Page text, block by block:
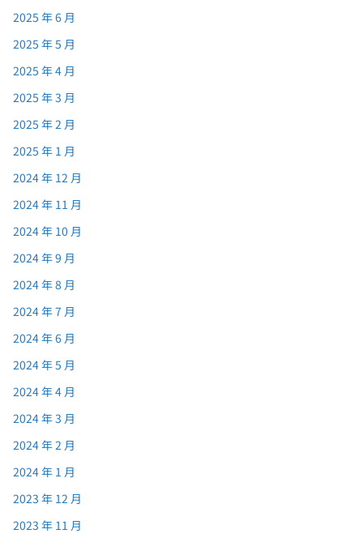
2025 年 6 月
2025 年 5 月
2025 年 4 月
2025 年 3 月
2025 年 2 月
2025 年 1 月
2024 年 12 月
2024 年 11 月
2024 年 10 月
2024 年 9 月
2024 年 8 月
2024 年 7 月
2024 年 6 月
2024 年 5 月
2024 年 4 月
2024 年 3 月
2024 年 2 月
2024 年 1 月
2023 年 12 月
2023 年 11 月